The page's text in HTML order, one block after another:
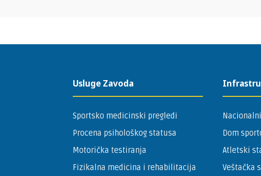
Usluge Zavoda
Sportsko medicinski pregledi
Procena psihološkog statusa
Motorička testiranja
Fizikalna medicina i rehabilitacija
Dom
Atletski
Veštačka